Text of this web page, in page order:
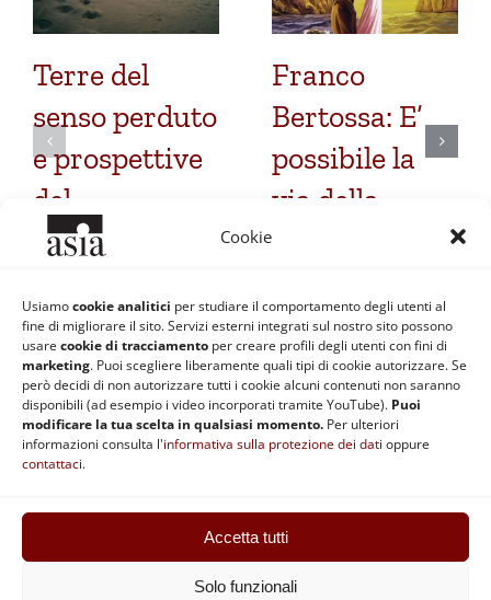
Cookie
Usiamocookie analitici per studiare il comportamento degli utenti al
fine di migliorare il sito. Servizi esterni integrati sul nostro sito possono
usare cookie di tracciamento per creare profili degli utenti con fini di
marketing. Puoi scegliere liberamente quali tipi di cookie autorizzare. Se
però decidi di non autorizzare tutti i cookie alcuni contenuti non saranno
disponibili (ad esempio i video incorporati tramite YouTube). Puoi
modificare la tua scelta in qualsiasi momento. Per ulteriori
informazioni consulta l'informativa sulla protezione dei dati oppure
contattaci.
Accetta tutti
Solo funzionali
Terre del
senso perduto
e prospettive
del
Buddhismo
25 Luglio 2026 |
Commenti
Franco
Bertossa: E’
possibile la
via della
Occidentale?
13 Aprile 2022 | 0
Commenti
Regolamento| Privacy e Cookie